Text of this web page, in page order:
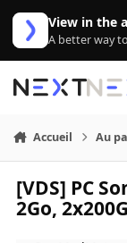
Aller au contenu
View in the
A better way
Accueil Au
[VDS] PC
2Go,